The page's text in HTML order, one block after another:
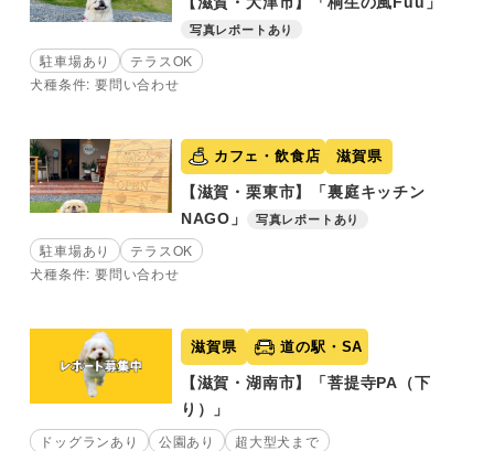
写真レポートあり
駐車場あり
テラスOK
犬種条件: 要問い合わせ
カフェ・飲食店 滋賀県
【滋賀・栗東市】「裏庭キッチン
NAGO」
写真レポートあり
駐車場あり
テラスOK
犬種条件: 要問い合わせ
滋賀県 道の駅・SA
【滋賀・湖南市】「菩提寺PA（下
り）」
ドッグランあり 公園あり 超大型犬まで